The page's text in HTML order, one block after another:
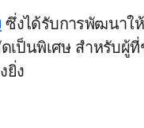
ซึ่งได้รับการพัฒนาใ
เป็นพิเศษ สำหรับผู้
ยิ่ง